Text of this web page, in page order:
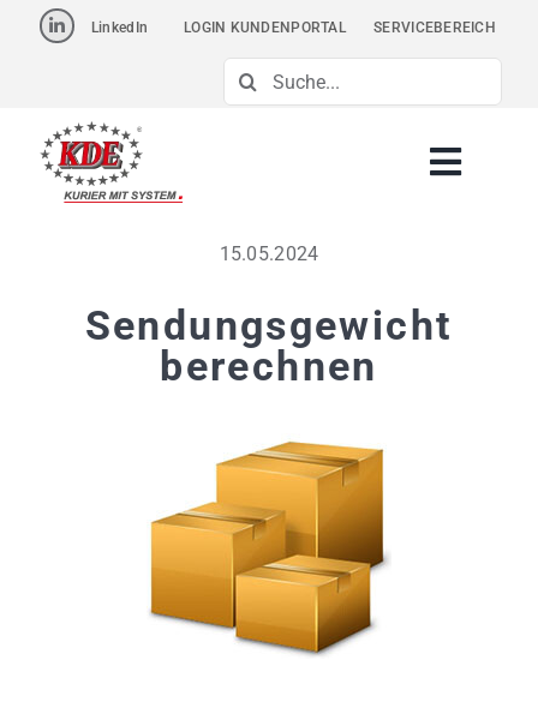
Skip
LinkedIn LOGIN KUNDENPORTAL SERVICEBEREICH
Suche
nach:
15.05.2024
Sendungsgewicht
berechnen